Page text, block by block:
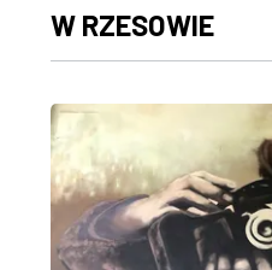
W RZESOWIE